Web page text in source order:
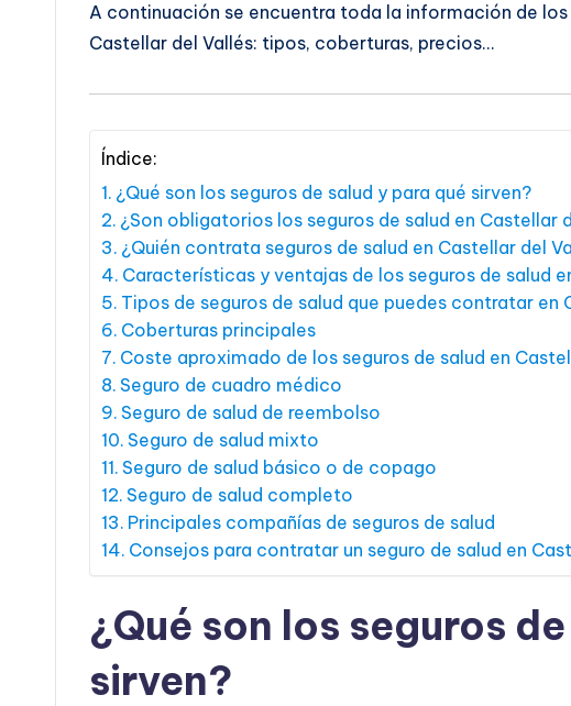
A continuación se encuentra toda la información de
Castellar del Vallés: tipos, coberturas, precios…
Índice:
¿Qué son los seguros de salud y para qué sirven?
¿Son obligatorios los seguros de salud en Castellar
¿Quién contrata seguros de salud en Castellar del
Características y ventajas de los seguros de salud
Tipos de seguros de salud que puedes contratar en
Coberturas principales
Coste aproximado de los seguros de salud en
Seguro de cuadro médico
Seguro de salud de reembolso
Seguro de salud mixto
Seguro de salud básico o de copago
Seguro de salud completo
Principales compañías de seguros de salud
Consejos para contratar un seguro de salud en
¿Qué son los seguros
sirven?